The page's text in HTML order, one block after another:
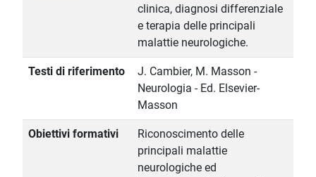
clinica, diagnosi differenziale
e terapia delle principali
malattie neurologiche.
Testi di riferimento
J. Cambier, M. Masson -
Neurologia - Ed. Elsevier-
Masson
Obiettivi formativi
Riconoscimento delle
principali malattie
neurologiche ed